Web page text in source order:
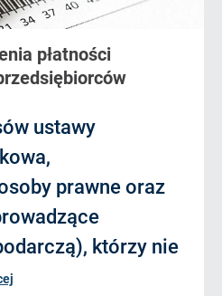
płatności
ustawy
prawne oraz
którzy nie